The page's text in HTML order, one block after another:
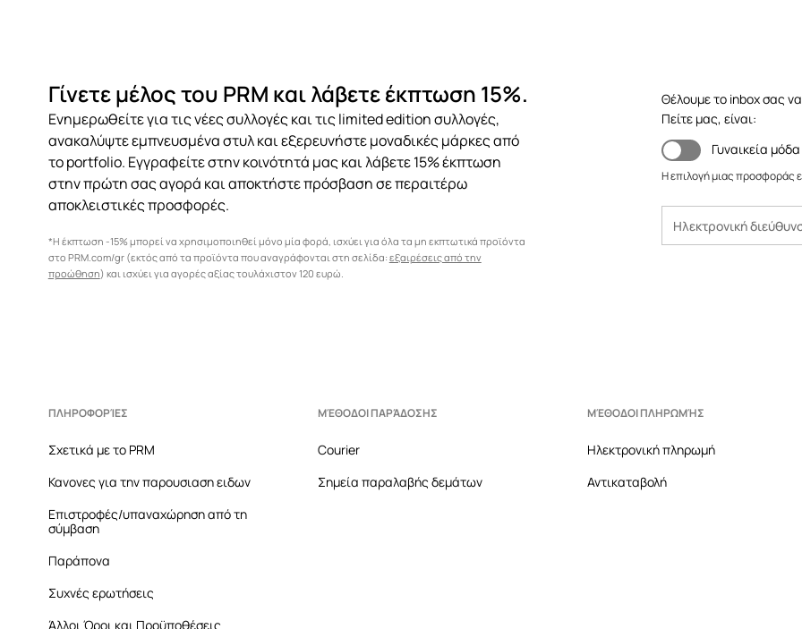
Γίνετε μέλος του PRM και λάβετε έκπτωση 15%.
Ενημερωθείτε για τις νέες συλλογές και τις limited edition συλλογές,
ανακαλύψτε εμπνευσμένα στυλ και εξερευνήστε μοναδικές μάρκες από
το portfolio. Εγγραφείτε στην κοινότητά μας και λάβετε 15% έκπτωση
στην πρώτη σας αγορά και αποκτήστε πρόσβαση σε περαιτέρω
αποκλειστικές προσφορές.
*Η έκπτωση -15% μπορεί να χρησιμοποιηθεί μόνο μία φορά, ισχύει για όλα τα μη εκπτωτικά προϊόντα
στο PRM.com/gr (εκτός από τα προϊόντα που αναγράφονται στη σελίδα: εξαιρέσεις από την
προώθηση) και ισχύει για αγορές αξίας τουλάχιστον 120 ευρώ.
Θέλουμε το inbox σας να
Πείτε μας, είναι:
Γυναικεία μόδα
Η επιλογή μιας προσφοράς
ΠΛΗΡΟΦΟΡΊΕΣ
Σχετικά με το PRM
Κανονες για την παρουσιαση ειδων
Επιστροφές/υπαναχώρηση από τη
σύμβαση
Παράπονα
Συχνές ερωτήσεις
Άλλοι Όροι και Προϋποθέσεις
ΜΈΘΟΔΟΙ ΠΑΡΆΔΟΣΗΣ
Courier
Σημεία παραλαβής δεμάτων
ΜΈΘΟΔΟΙ ΠΛΗΡΩΜΉΣ
Ηλεκτρονική πληρωμή
Αντικαταβολή